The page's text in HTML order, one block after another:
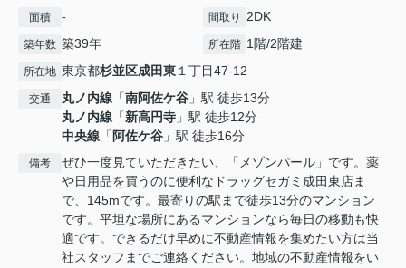
面積 - 間取り 2DK
築年数 築39年 所在階 1階/2階建
所在地 東京都杉並区成田東 １丁目47-12
交通 丸ノ内線 「南阿佐ケ谷 」駅 徒歩13分
丸ノ内線 「新高円寺 」駅 徒歩12分
中央線 「 阿佐ケ谷 」駅 徒歩16分
備考
ぜひ一度見ていただきたい、「メゾンパール」です。薬
や日用品を買うのに便利なドラッグセガミ成田東店ま
で、145mです。最寄りの駅まで徒歩13分のマンション
です。平坦な場所にあるマンションなら毎日の移動も快
適です。できるだけ早めに不動産情報を集めたい方は当
社スタッフまでご連絡ください。地域の不動産情報をい